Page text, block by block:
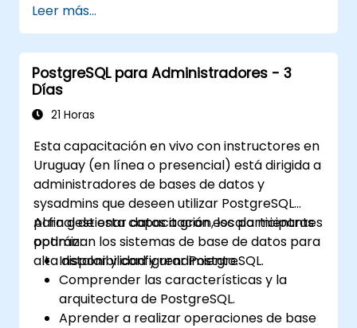
seguridad y controles de acceso.
Realizar tareas de administración de
bases de datos, incluidas copias de
seguridad, recuperación y monitoreo.
Optimizar el rendimiento de la base de
datos mediante estrategias de ajuste e
Utilizar las herramientas integradas de
PostgreSQL para alta disponibilidad y
replicación.
Integrar PostgreSQL con marcos
modernos de desarrollo de aplicaciones.
Leer más...
PostgreSQL para Administradores - 3
Días
21 Horas
Esta capacitación en vivo con instructores en
Uruguay (en línea o presencial) está dirigida a
administradores de bases de datos y
sysadmins que deseen utilizar PostgreSQL
para gestionar datos a gran escala mientras
optimizan los sistemas de base de datos para
alta disponibilidad y rendimiento.
Al final de esta capacitación, los participantes
podrán:
Instalar y configurar PostgreSQL.
Comprender las características y la
arquitectura de PostgreSQL.
Aprender a realizar operaciones de base